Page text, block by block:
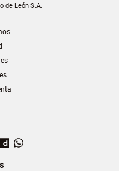
de León S.A.
YouTubeDailymotion